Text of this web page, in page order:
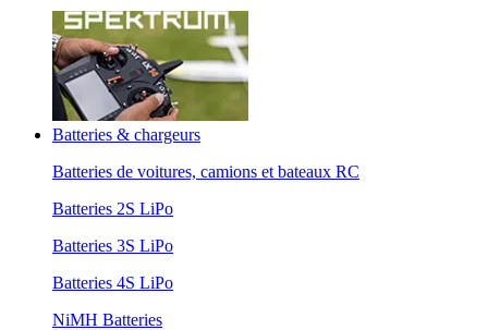
Batteries & chargeurs
Batteries de voitures, camions et bateaux RC
Batteries 2S LiPo
Batteries 3S LiPo
Batteries 4S LiPo
NiMH Batteries